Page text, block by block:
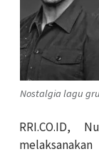
Nostalgia lagu
RRI.CO.ID,